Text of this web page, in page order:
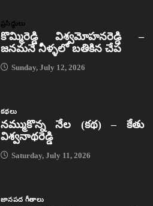
ప్రసిద్ధులు
కొమ్మిరెడ్డి విశ్వమోహనరెడ్డి –
జనమనే నీళ్ళలో బతికిన చేప
Sunday, July 12, 2026
కథలు
నమ్ముకొన్న నేల (కథ) – కేతు
విశ్వనాథరెడ్డి
Saturday, July 11, 2026
జానపద గీతాలు